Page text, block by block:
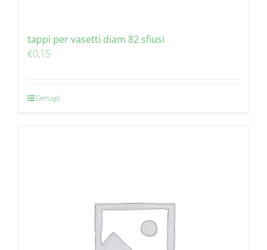
tappi per vasetti diam 82 sfiusi
€0,15
Dettagli